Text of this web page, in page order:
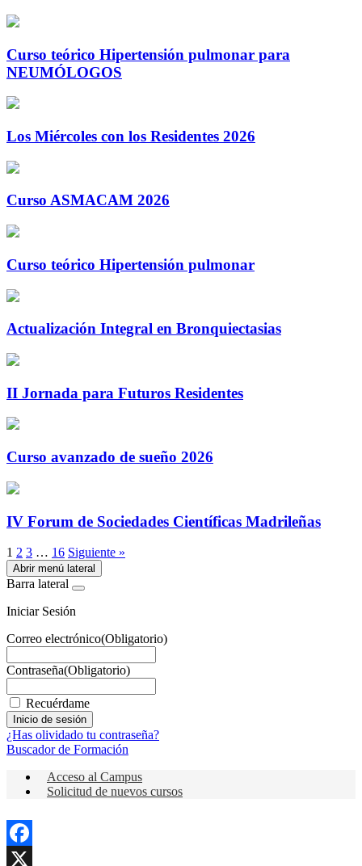
Curso teórico Hipertensión pulmonar para
NEUMÓLOGOS
Los Miércoles con los Residentes 2026
Curso ASMACAM 2026
Curso teórico Hipertensión pulmonar
Actualización Integral en Bronquiectasias
II Jornada para Futuros Residentes
Curso avanzado de sueño 2026
IV Forum de Sociedades Científicas Madrileñas
1 2 3 … 16 Siguiente »
Abrir menú lateral
Barra lateral
Iniciar Sesión
Correo electrónico(Obligatorio)
Contraseña(Obligatorio)
Recuérdame
¿Has olividado tu contraseña?
Buscador de Formación
Acceso al Campus
Solicitud de nuevos cursos
Facebook